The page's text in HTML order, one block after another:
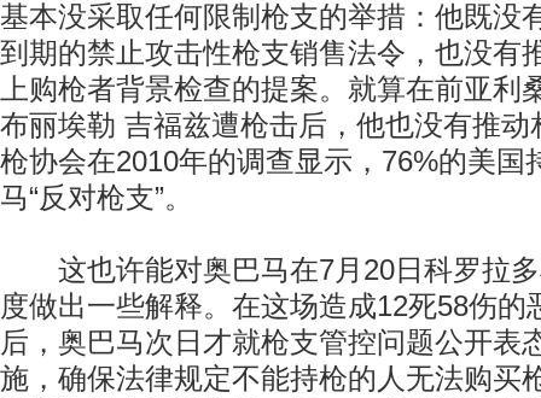
基本没采取任何限制枪支的举措：他既没
到期的禁止攻击性枪支销售法令，也没有
上购枪者背景检查的提案。就算在前亚利
布丽埃勒 吉福兹遭枪击后，他也没有推动
枪协会在2010年的调查显示，76%的美国
马“反对枪支”。
这也许能对奥巴马在7月20日科罗拉多
度做出一些解释。在这场造成12死58伤的
后，奥巴马次日才就枪支管控问题公开表
施，确保法律规定不能持枪的人无法购买